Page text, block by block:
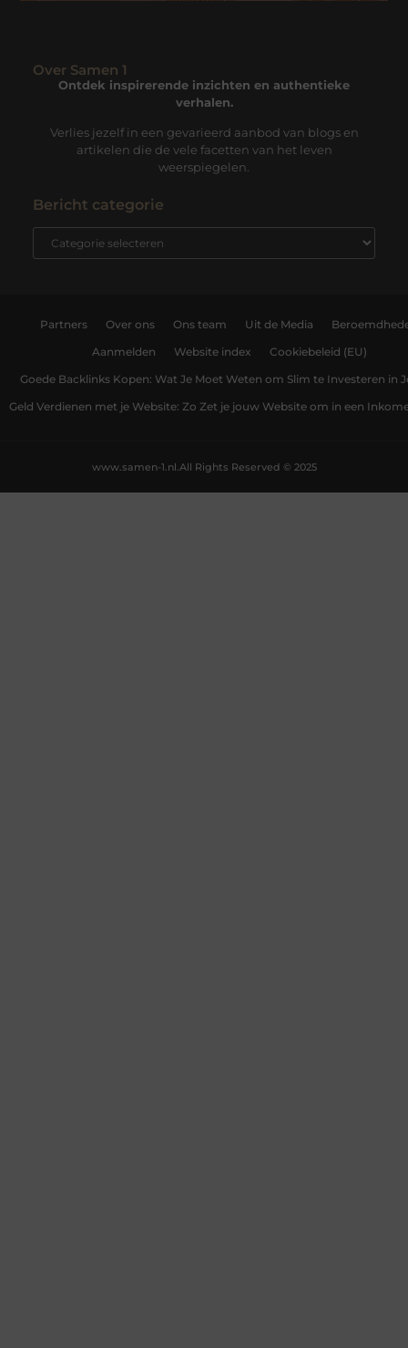
Over Samen 1
Ontdek inspirerende inzichten en authentieke
verhalen.
Verlies jezelf in een gevarieerd aanbod van blogs en
artikelen die de vele facetten van het leven
weerspiegelen.
Bericht categorie
Partners Over ons Ons team Uit de Media
Aanmelden Website index Cookiebeleid (EU)
Goede Backlinks Kopen: Wat Je Moet Weten om Slim te Investeren in
Geld Verdienen met je Website: Zo Zet je jouw Website om in een
All Rights Reserved © 2025
www.samen-1.nl.